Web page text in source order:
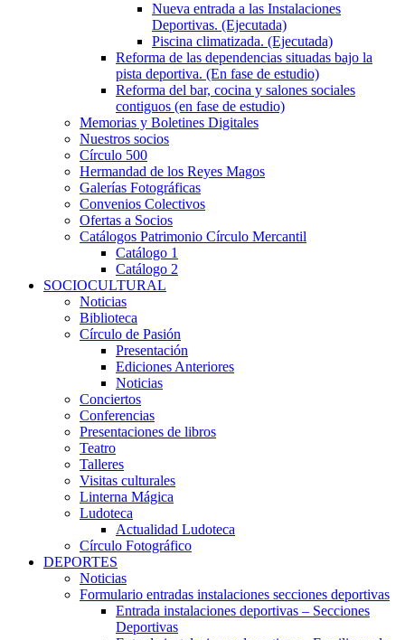
Nueva entrada a las Instalaciones
Deportivas. (Ejecutada)
Piscina climatizada. (Ejecutada)
Reforma de las dependencias situadas bajo la
pista deportiva. (En fase de estudio)
Reforma del bar, cocina y salones sociales
contiguos (en fase de estudio)
Memorias y Boletines Digitales
Nuestros socios
Círculo 500
Hermandad de los Reyes Magos
Galerías Fotográficas
Convenios Colectivos
Ofertas a Socios
Catálogos Patrimonio Círculo Mercantil
Catálogo 1
Catálogo 2
SOCIOCULTURAL
Noticias
Biblioteca
Círculo de Pasión
Presentación
Ediciones Anteriores
Noticias
Conciertos
Conferencias
Presentaciones de libros
Teatro
Talleres
Visitas culturales
Linterna Mágica
Ludoteca
Actualidad Ludoteca
Círculo Fotográfico
DEPORTES
Noticias
Formulario entradas instalaciones secciones deportivas
Entrada instalaciones deportivas – Secciones
Deportivas